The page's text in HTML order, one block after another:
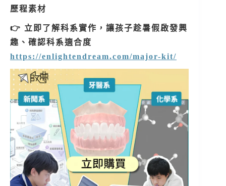
歷程素材
👉 立即了解科系實作，讓孩子趁暑假啟發興
趣、確認科系適合度
https://enlightendream.com/major-kit/